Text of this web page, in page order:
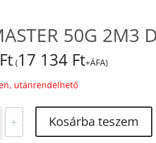
50G 2M3
Ft (17 134 Ft+ÁFA)
utánrendelhető
+ Kosárba teszem